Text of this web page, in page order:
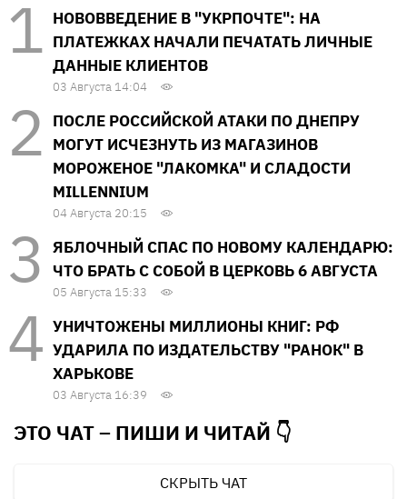
НОВОВВЕДЕНИЕ В "УКРПОЧТЕ": НА
ПЛАТЕЖКАХ НАЧАЛИ ПЕЧАТАТЬ ЛИЧНЫЕ
ДАННЫЕ КЛИЕНТОВ
03 Августа 14:04
ПОСЛЕ РОССИЙСКОЙ АТАКИ ПО ДНЕПРУ
МОГУТ ИСЧЕЗНУТЬ ИЗ МАГАЗИНОВ
МОРОЖЕНОЕ "ЛАКОМКА" И СЛАДОСТИ
MILLENNIUM
04 Августа 20:15
ЯБЛОЧНЫЙ СПАС ПО НОВОМУ КАЛЕНДАРЮ:
ЧТО БРАТЬ С СОБОЙ В ЦЕРКОВЬ 6 АВГУСТА
05 Августа 15:33
УНИЧТОЖЕНЫ МИЛЛИОНЫ КНИГ: РФ
УДАРИЛА ПО ИЗДАТЕЛЬСТВУ "РАНОК" В
ХАРЬКОВЕ
03 Августа 16:39
ЭТО ЧАТ – ПИШИ И ЧИТАЙ 👇
СКРЫТЬ ЧАТ